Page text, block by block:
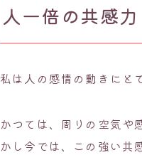
人一倍の共感
私は人の感情の動きにと
かつては、周りの空気や
かし今では、この強い共